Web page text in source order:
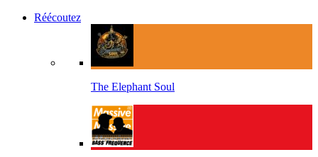
Réécoutez
The Elephant Soul